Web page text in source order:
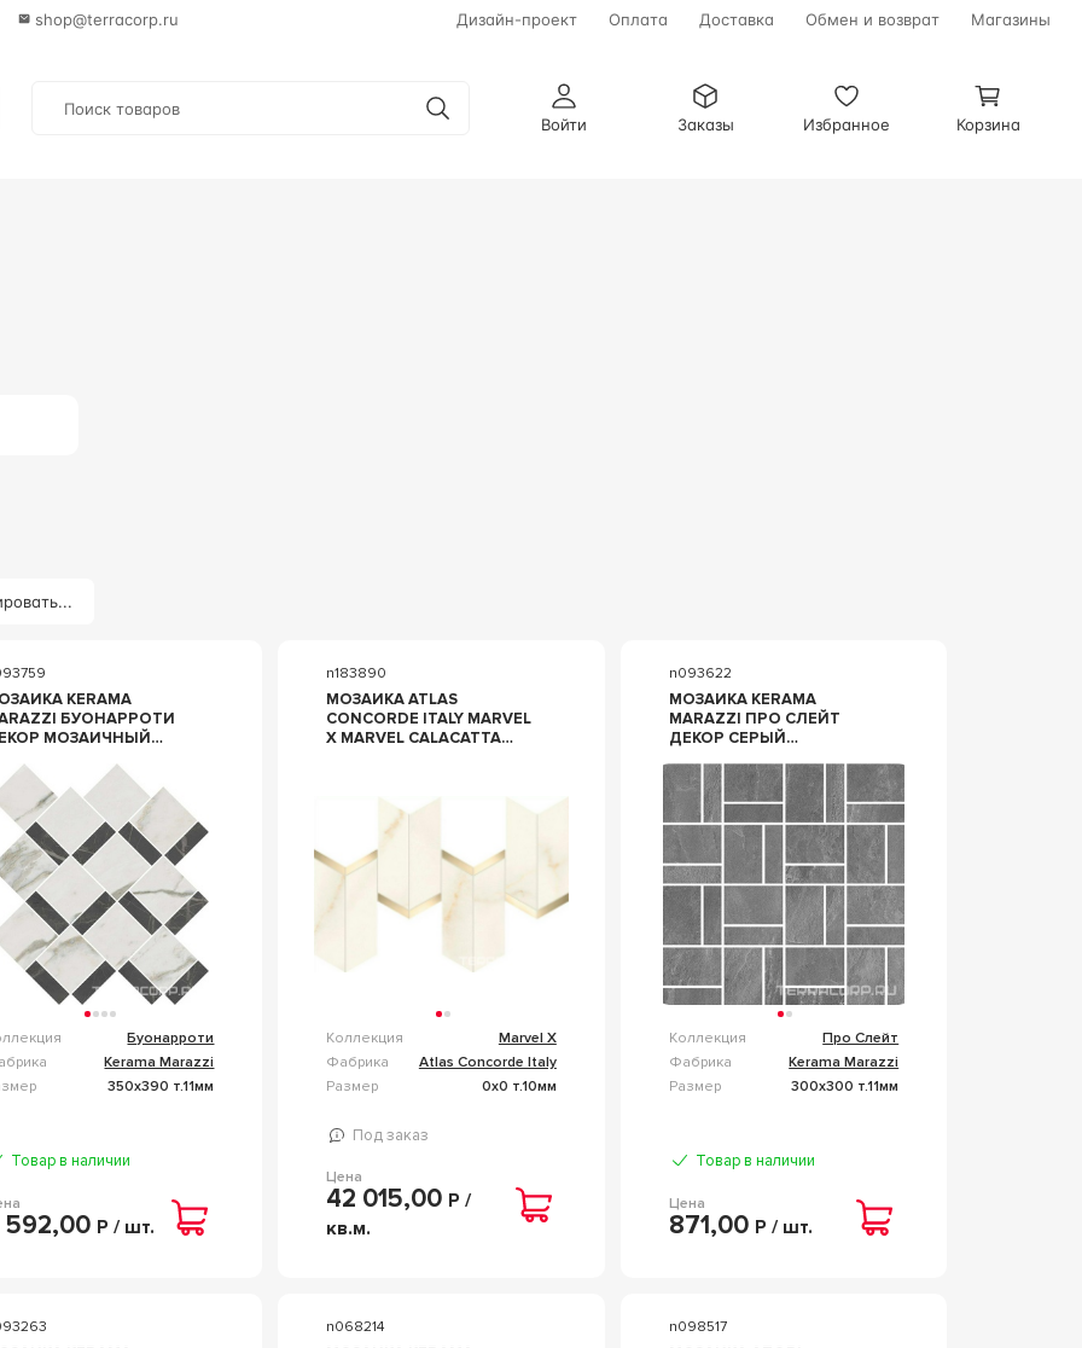
shop@terracorp.ru Дизайн-проект Оплата Доставка Обмен и возврат Магазины
Войти
Заказы Избранное Корзина
KERAMA
БУОНАРРОТИ
МОЗАИЧНЫЙ
Буонарроти
Kerama Marazzi
350x390 т.11мм
Товар в наличии
592,00 Р / шт.
n183890
МОЗАИКА ATLAS
CONCORDE ITALY MARVEL
X MARVEL CALACATTA
19.2X46.3 БЕЛЫЙ
Коллекция
Marvel X
Фабрика
Atlas Concorde Italy
Размер
0x0 т.10мм
Под заказ
Цена
42 015,00 Р /
кв.м.
n093622
МОЗАИКА KERAMA
MARAZZI ПРО СЛЕЙТ
ДЕКОР СЕРЫЙ
СЕРЫЙ
Коллекция
Про Слейт
Фабрика
Kerama Marazzi
Размер
300x300 т.11мм
Товар в наличии
Цена
871,00 Р / шт.
n068214 n098517